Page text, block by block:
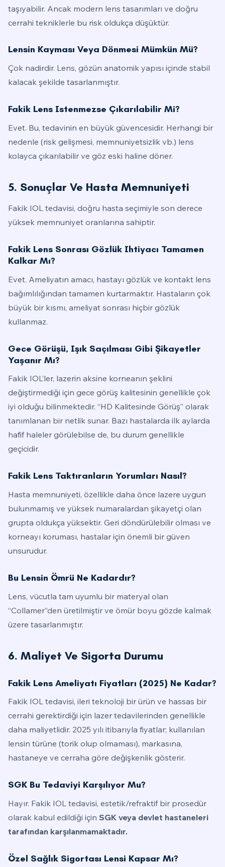
taşıyabilir. Ancak modern lens tasarımları ve doğru
cerrahi tekniklerle bu risk oldukça düşüktür.
Lensin Kayması Veya Dönmesi Mümkün Mü?
Çok nadirdir. Lens, gözün anatomik yapısı içinde stabil
kalacak şekilde tasarlanmıştır.
Fakik Lens Istenmezse Çıkarılabilir Mi?
Evet. Bu, tedavinin en büyük güvencesidir. Herhangi bir
nedenle (risk gelişmesi, memnuniyetsizlik vb.) lens
kolayca çıkarılabilir ve göz eski haline döner.
5. Sonuçlar Ve Hasta Memnuniyeti
Fakik IOL tedavisi, doğru hasta seçimiyle son derece
yüksek memnuniyet oranlarına sahiptir.
Fakik Lens Sonrası Gözlük Ihtiyacı Tamamen
Kalkar Mı?
Evet. Ameliyatın amacı, hastayı gözlük ve kontakt lens
bağımlılığından tamamen kurtarmaktır. Hastaların çok
büyük bir kısmı, ameliyat sonrası hiçbir gözlük
kullanmaz.
Gece Görüşü, Işık Saçılması Gibi Şikayetler
Yaşanır Mı?
Fakik IOL’ler, lazerin aksine korneanın şeklini
değiştirmediği için gece görüş kalitesinin genellikle çok
iyi olduğu bilinmektedir. “HD Kalitesinde Görüş” olarak
tanımlanan bir netlik sunar. Bazı hastalarda ilk aylarda
hafif haleler görülebilse de, bu durum genellikle
geçicidir.
Fakik Lens Taktıranların Yorumları Nasıl?
Hasta memnuniyeti, özellikle daha önce lazere uygun
bulunmamış ve yüksek numaralardan şikayetçi olan
grupta oldukça yüksektir. Geri döndürülebilir olması ve
korneayı koruması, hastalar için önemli bir güven
unsurudur.
Bu Lensin Ömrü Ne Kadardır?
Lens, vücutla tam uyumlu bir materyal olan
“Collamer”den üretilmiştir ve ömür boyu gözde kalmak
üzere tasarlanmıştır.
6. Maliyet Ve Sigorta Durumu
Fakik Lens Ameliyatı Fiyatları (2025) Ne Kadar?
Fakik IOL tedavisi, ileri teknoloji bir ürün ve hassas bir
cerrahi gerektirdiği için lazer tedavilerinden genellikle
daha maliyetlidir. 2025 yılı itibarıyla fiyatlar; kullanılan
lensin türüne (torik olup olmaması), markasına,
hastaneye ve cerraha göre değişkenlik gösterir.
SGK Bu Tedaviyi Karşılıyor Mu?
Hayır. Fakik IOL tedavisi, estetik/refraktif bir prosedür
olarak kabul edildiği için SGK veya devlet hastaneleri
tarafından karşılanmamaktadır.
Özel Sağlık Sigortası Lensi Kapsar Mı?